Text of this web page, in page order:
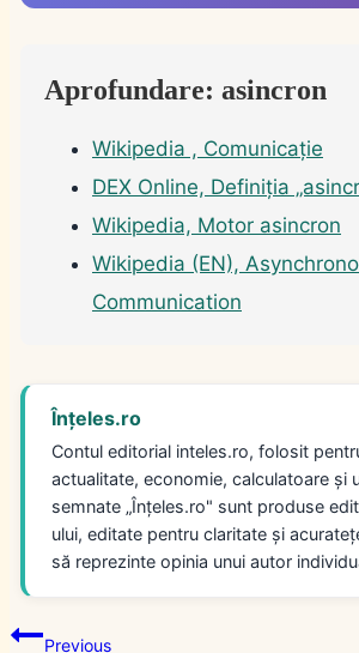
Aprofundare: asincron
Wikipedia , Comunicație
DEX Online, Definiția
Wikipedia, Motor asincron
Wikipedia (EN),
Communication
Înțeles.ro
Contul editorial inteles.ro, folosit
actualitate, economie, calculatoare și
semnate „Înțeles.ro" sunt produse
ului, editate pentru claritate și
să reprezinte opinia unui autor
Navigare
Previous